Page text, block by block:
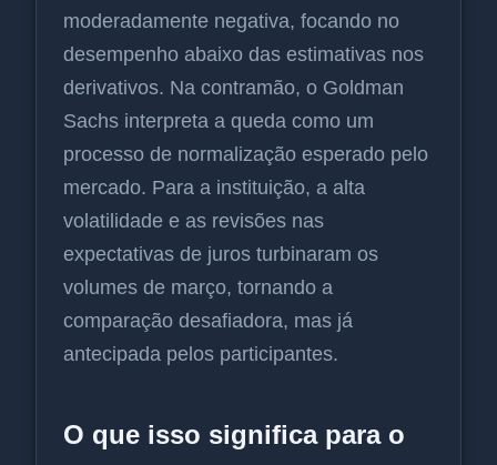
moderadamente negativa, focando no
desempenho abaixo das estimativas nos
derivativos. Na contramão, o Goldman
Sachs interpreta a queda como um
processo de normalização esperado pelo
mercado. Para a instituição, a alta
volatilidade e as revisões nas
expectativas de juros turbinaram os
volumes de março, tornando a
comparação desafiadora, mas já
antecipada pelos participantes.
O que isso significa para o